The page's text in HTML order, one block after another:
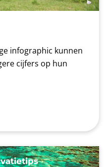
infographic kunnen
cijfers op hun